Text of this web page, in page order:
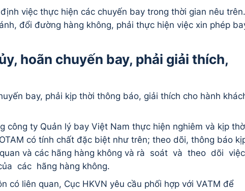
việc thực hiện các chuyến bay trong thời gian nêu trên.
đổi đường hàng không, phải thực hiện việc xin phép
hoãn chuyến bay, phải giải thích,
bay, phải kịp thời thông báo, giải thích cho hành
công ty Quản lý bay Việt Nam thực hiện nghiêm và kịp
có tính chất đặc biệt như trên; theo dõi, thông báo
và các hãng hàng không và rà soát và theo dõi
các hãng hàng không.
có liên quan, Cục HKVN yêu cầu phối hợp với VATM để